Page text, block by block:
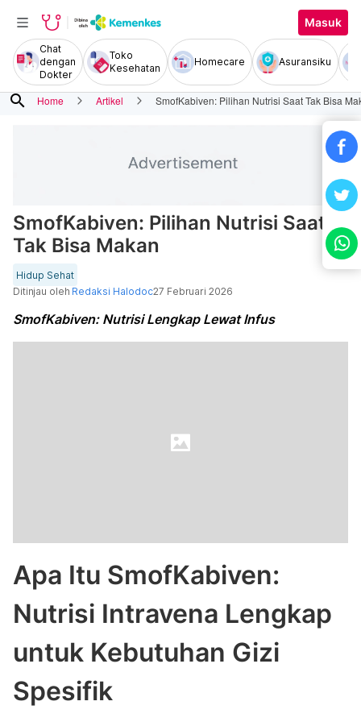
Masuk
Chat
dengan
Dokter
Toko
Kesehatan
Homecare Asuransiku
search Home Artikel SmofKabiven: Pilihan Nutrisi Saat Tak Bisa
SmofKabiven: Pilihan Nutrisi Saat
Tak Bisa Makan
Hidup Sehat
Ditinjau oleh Redaksi Halodoc27 Februari 2026
SmofKabiven: Nutrisi Lengkap Lewat Infus
Apa Itu SmofKabiven:
Nutrisi Intravena Lengkap
untuk Kebutuhan Gizi
Spesifik